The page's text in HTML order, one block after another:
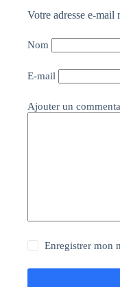
Votre adresse e-mail
Nom
E-mail
Ajouter un
Enregistrer mon